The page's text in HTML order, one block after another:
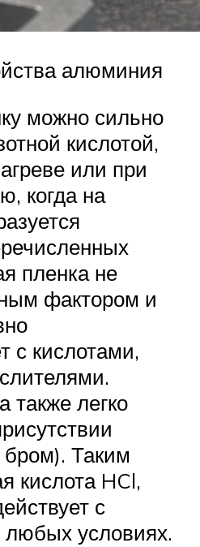
алюминия
можно сильно
кислотой,
или при
когда на
пленка не
фактором и
с кислотами,
также легко
бром). Таким
кислота HCl,
с
условиях.